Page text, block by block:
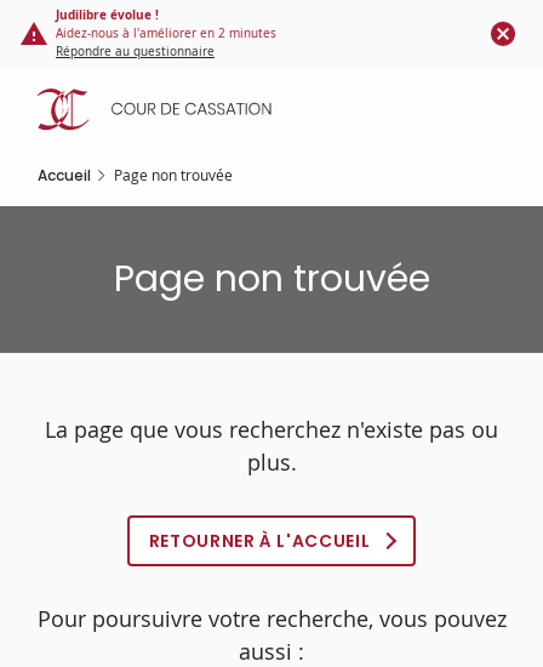
Panneau de gestion des cookies
contenu
principal
Judilibre évolue !
Aidez-nous à l'améliorer en 2 minutes
Répondre au questionnaire
Accueil Page non trouvée
Page non trouvée
La page que vous recherchez n'existe pas ou
plus.
RETOURNER À L'ACCUEIL
Pour poursuivre votre recherche, vous pouvez
aussi :